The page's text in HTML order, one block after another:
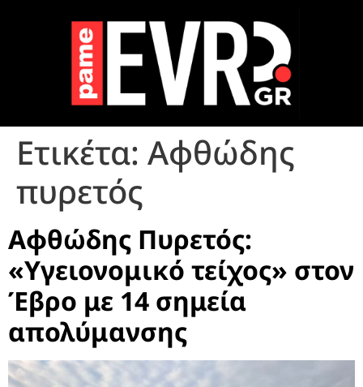
Ετικέτα: Αφθώδης
πυρετός
Αφθώδης Πυρετός:
«Υγειονομικό τείχος» στον
Έβρο με 14 σημεία
απολύμανσης